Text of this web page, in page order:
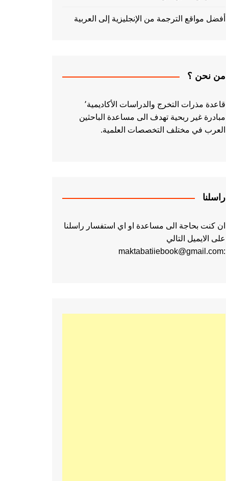
أفضل مواقع الترجمة من الإنجليزية إلى العربية
من نحن ؟
قاعدة مذرات التخرج والدراسات الأكاديمية٬
مبادرة غير ربحية تهدف الى مساعدة الباحثين
العرب في مختلف التخصصات العلمية.
راسلنا
ان كنت بحاجة الى مساعدة او اي استفسار راسلنا
على الايميل التالي
:maktabatiiebook@gmail.com